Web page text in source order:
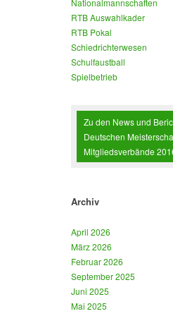
Nationalmannschaften
RTB Auswahlkader
RTB Pokal
Schiedrichterwesen
Schulfaustball
Spielbetrieb
Zu den News und
Deutschen
Mitgliedsverbände
Archiv
April 2026
März 2026
Februar 2026
September 2025
Juni 2025
Mai 2025